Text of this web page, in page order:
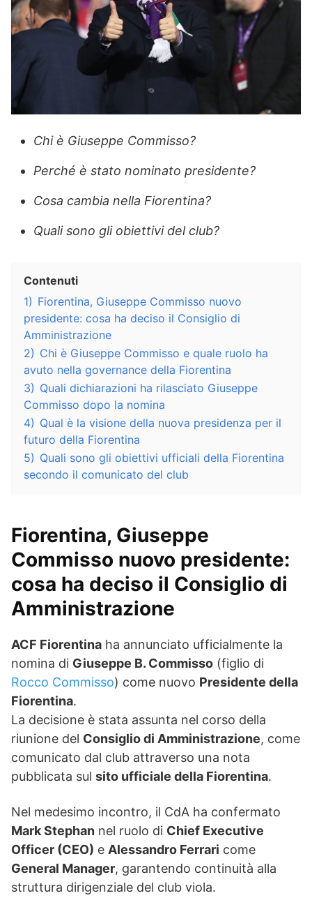
Chi è Giuseppe Commisso?
Perché è stato nominato presidente?
Cosa cambia nella Fiorentina?
Quali sono gli obiettivi del club?
Contenuti
1) Fiorentina, Giuseppe Commisso nuovo
presidente: cosa ha deciso il Consiglio di
Amministrazione
2) Chi è Giuseppe Commisso e quale ruolo ha
avuto nella governance della Fiorentina
3) Quali dichiarazioni ha rilasciato Giuseppe
Commisso dopo la nomina
4) Qual è la visione della nuova presidenza per il
futuro della Fiorentina
5) Quali sono gli obiettivi ufficiali della Fiorentina
secondo il comunicato del club
Fiorentina, Giuseppe
Commisso nuovo presidente:
cosa ha deciso il Consiglio di
Amministrazione
ACF Fiorentina ha annunciato ufficialmente la
nomina di Giuseppe B. Commisso (figlio di
Rocco Commisso) come nuovo Presidente della
Fiorentina.
La decisione è stata assunta nel corso della
riunione del Consiglio di Amministrazione, come
comunicato dal club attraverso una nota
pubblicata sul sito ufficiale della Fiorentina.
Nel medesimo incontro, il CdA ha confermato
Mark Stephan nel ruolo di Chief Executive
Officer (CEO) e Alessandro Ferrari come
General Manager, garantendo continuità alla
struttura dirigenziale del club viola.